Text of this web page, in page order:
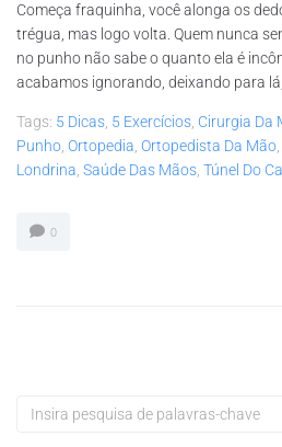
Começa fraquinha, você alonga os
trégua, mas logo volta. Quem nunca
no punho não sabe o quanto ela é
acabamos ignorando, deixando para
Tags: 5 Dicas 5 Exercícios Cirurgia Da
Punho Ortopedia Ortopedista Da Mão
Londrina Saúde Das Mãos Túnel Do
0